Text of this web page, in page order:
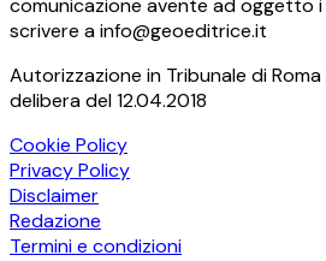
comunicazione avente ad oggetto
scrivere a info@geoeditrice.it
Autorizzazione in Tribunale di
delibera del 12.04.2018
Cookie Policy
Privacy Policy
Disclaimer
Redazione
Termini e condizioni